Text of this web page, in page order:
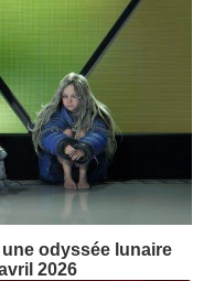
odyssée lunaire
2026